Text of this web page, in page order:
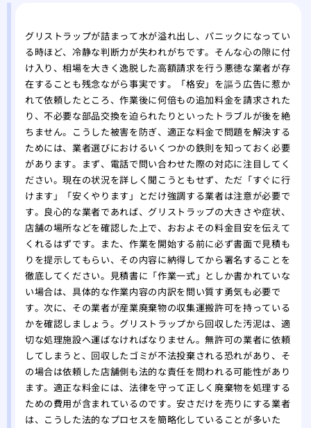
浴
お
ト
実
グリストラップが詰まって水が溢れ出し、パニックになってい
る時ほど、冷静な判断力が失われがちです。そんな心の隙に付
け入り、相場を大きく逸脱した高額請求を行う悪徳な業者が存
在することも残念ながら事実です。「格安」を謳う広告に惹か
れて依頼したところ、作業後に何倍もの追加料金を請求された
り、不必要な部品交換を迫られたりといったトラブルが後を絶
ちません。こうした被害を防ぎ、適正な料金で問題を解決する
ためには、業者選びにおけるいくつかの鉄則を知っておく必要
があります。まず、電話で問い合わせた際の対応に注目してく
ださい。現在の状況を詳しく聞こうともせず、ただ「すぐに行
けます」「安くやります」とだけ強調する業者は注意が必要で
す。良心的な業者であれば、グリストラップの大きさや症状、
店舗の場所などを確認した上で、おおよその料金目安を伝えて
くれるはずです。また、作業を開始する前に必ず書面で見積も
りを提示してもらい、その内容に納得してから署名することを
徹底してください。見積書に「作業一式」としか書かれていな
い場合は、具体的な作業内容の内訳を問い質す勇気も必要で
す。次に、その業者が産業廃棄物の収集運搬許可を持っている
かを確認しましょう。グリストラップから回収した汚泥は、適
切な処理施設へ運ばなければなりません。無許可の業者に依頼
してしまうと、回収したゴミが不法投棄される恐れがあり、そ
の場合は依頼した店舗側も法的な責任を問われる可能性があり
ます。適正な料金には、法律を守って正しく廃棄物を処理する
ための費用が含まれているのです。安さだけを売りにする業者
は、こうした法的なプロセスを簡略化していることが多いた